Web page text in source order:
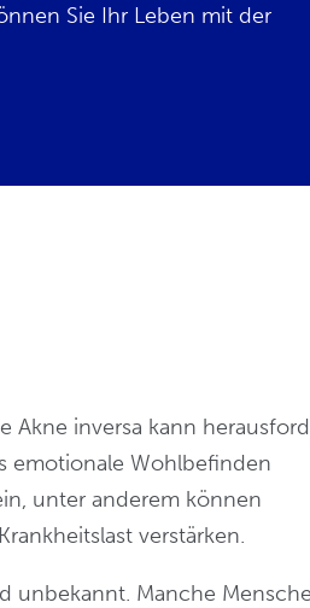
Sie Ihr Leben mit der
Akne inversa kann
emotionale Wohlbefinden
unter anderem können
verstärken.
unbekannt. Manche